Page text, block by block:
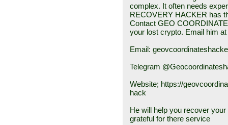
complex. It often needs
RECOVERY HACKER has
Contact GEO
your lost crypto. Email him at
Email:
Telegram
Website; https://
hack
He will help you recover
grateful for there service